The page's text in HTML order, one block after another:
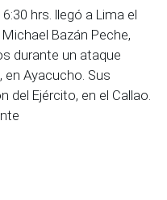
hrs. llegó a Lima el
Bazán Peche,
durante un ataque
en Ayacucho. Sus
del Ejército, en el Callao.